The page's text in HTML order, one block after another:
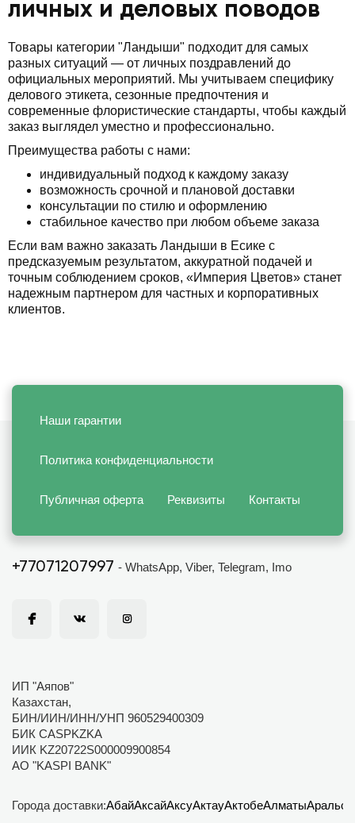
личных и деловых поводов
Товары категории "Ландыши" подходит для самых
разных ситуаций — от личных поздравлений до
официальных мероприятий. Мы учитываем специфику
делового этикета, сезонные предпочтения и
современные флористические стандарты, чтобы каждый
заказ выглядел уместно и профессионально.
Преимущества работы с нами:
индивидуальный подход к каждому заказу
возможность срочной и плановой доставки
консультации по стилю и оформлению
стабильное качество при любом объеме заказа
Если вам важно заказать Ландыши в Есике с
предсказуемым результатом, аккуратной подачей и
точным соблюдением сроков, «Империя Цветов» станет
надежным партнером для частных и корпоративных
клиентов.
Наши гарантии
Политика конфиденциальности
Публичная оферта Реквизиты Контакты
+77071207997 - WhatsApp, Viber, Telegram, Imo
ИП "Аяпов"
Казахстан,
БИН/ИИН/ИНН/УНП 960529400309
БИК CASPKZKA
ИИК KZ20722S000009900854
АО "KASPI BANK"
Города доставки:АбайАксайАксуАктауАктобеАлматыАральск